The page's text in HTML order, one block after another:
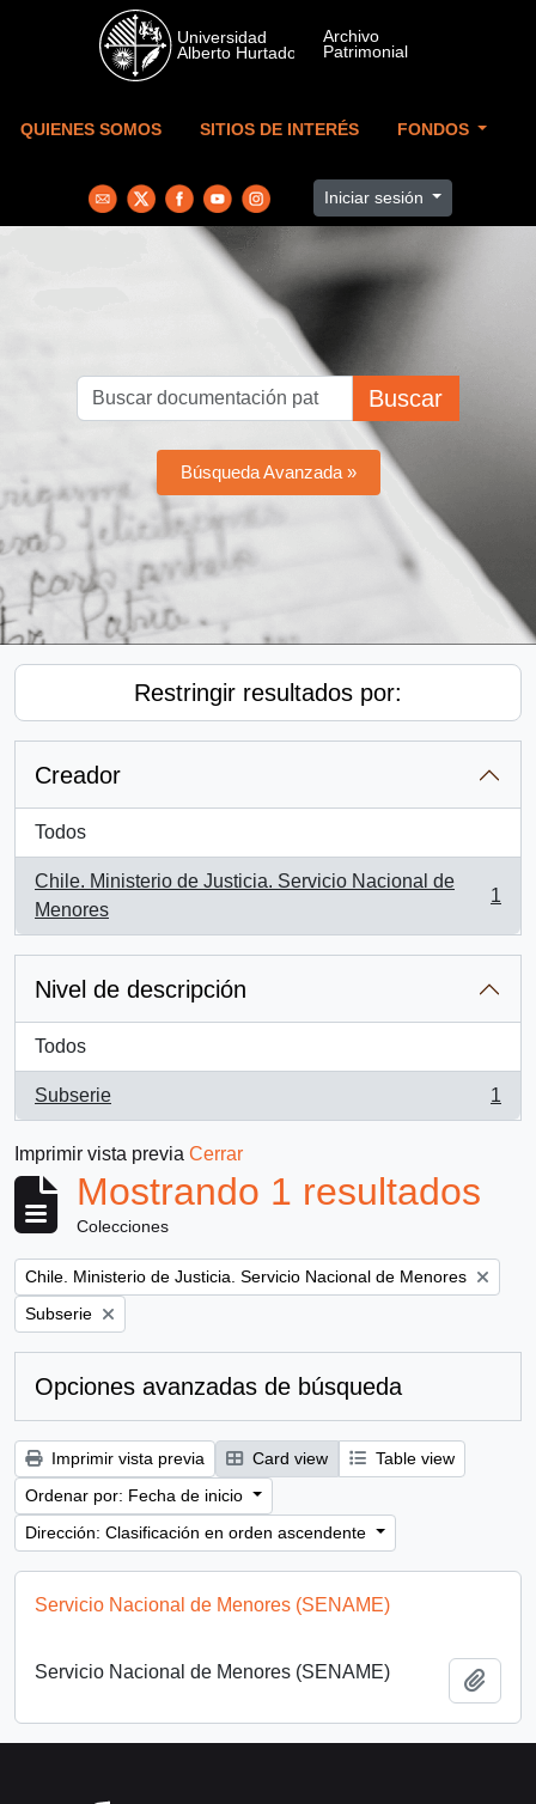
Skip to main content
QUIENES SOMOS SITIOS DE INTERÉS FONDOS
Iniciar sesión
Buscar
Búsqueda Avanzada »
Restringir resultados por:
Creador
Todos
Chile. Ministerio de Justicia. Servicio Nacional de
Menores
, 1 resultados
1
Nivel de descripción
Todos
Subserie
, 1 resultados
1
Imprimir vista previa Cerrar
Mostrando 1 resultados
Colecciones
Remove filter:
Chile. Ministerio de Justicia. Servicio Nacional de Menores
Remove filter:
Subserie
Opciones avanzadas de búsqueda
Imprimir vista previa Card view
Table view
Ordenar por: Fecha de inicio
Dirección: Clasificación en orden ascendente
Servicio Nacional de Menores (SENAME)
Servicio Nacional de Menores (SENAME)